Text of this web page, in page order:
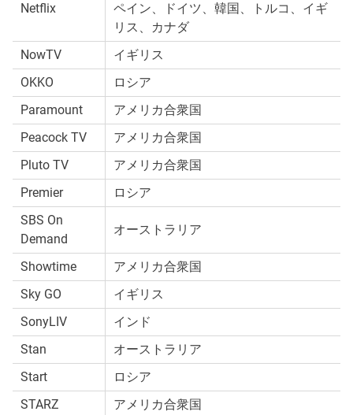
Netflix
ペイン、ドイツ、韓国、トルコ、イギ
リス、カナダ
NowTV
イギリス
OKKO
ロシア
Paramount
アメリカ合衆国
Peacock TV
アメリカ合衆国
Pluto TV
アメリカ合衆国
Premier
ロシア
SBS On
Demand
オーストラリア
Showtime
アメリカ合衆国
Sky GO
イギリス
SonyLIV
インド
Stan
オーストラリア
Start
ロシア
STARZ
アメリカ合衆国